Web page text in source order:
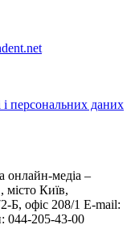
і персональних даних
онлайн-медіа –
місто Київ,
офіс 208/1 E-mail:
044-205-43-00